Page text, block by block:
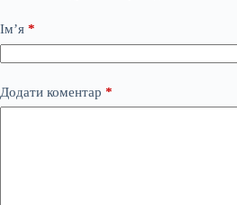
Ім’я *
Додати коментар *